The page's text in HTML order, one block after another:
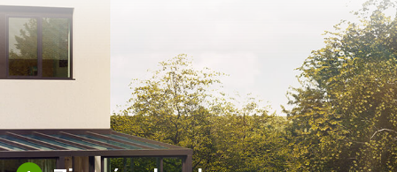
Sezónne zimné záhrady